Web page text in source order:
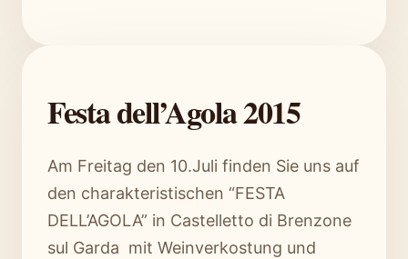
Festa dell’Agola 2015
Am Freitag den 10.Juli finden Sie uns auf
den charakteristischen “FESTA
DELL’AGOLA” in Castelletto di Brenzone
sul Garda mit Weinverkostung und